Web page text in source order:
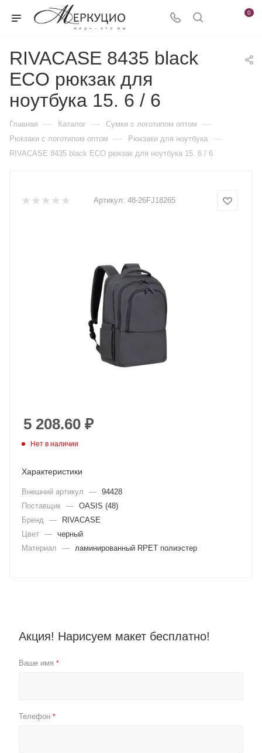
0
RIVACASE 8435 black
ECO рюкзак для
ноутбука 15. 6 / 6
Главная — Каталог — Сумки с логотипом оптом —
Рюкзаки с логотипом оптом — Рюкзаки для ноутбука —
RIVACASE 8435 black ECO рюкзак для ноутбука 15. 6 / 6
Артикул: 48-26FJ18265
5 208.60 ₽
Нет в наличии
Характеристики
Внешний артикул — 94428
Поставщик — OASIS (48)
Бренд
—
RIVACASE
Цвет — черный
Материал
— ламинированный RPET полиэстер
Акция! Нарисуем макет бесплатно!
Ваше имя *
Телефон *